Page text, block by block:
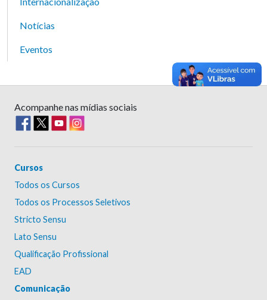
Notícias
Eventos
Acompanhe nas mídias sociais
Cursos
Todos os Cursos
Todos os Processos Seletivos
Stricto Sensu
Lato Sensu
Qualificação Profissional
EAD
Comunicação